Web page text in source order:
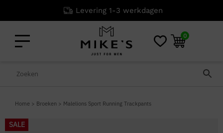
Levering 1-3 werkdagen
0
Home > Broeken > Malelions Sport Running Trackpants
SALE